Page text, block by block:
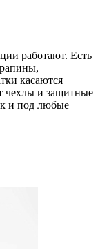
работают. Есть
касаются
чехлы и защитные
и под любые